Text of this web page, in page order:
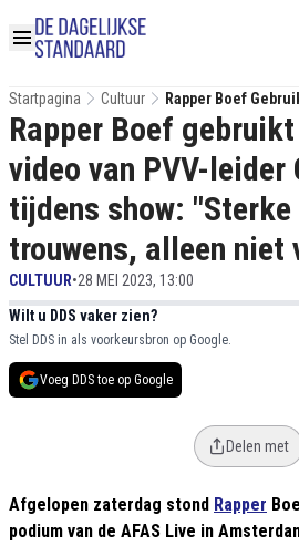
Startpagina Cultuur
Rapper Boef
Leider Geert
Tekst Trouwens,
Rapper Boef
video van PVV-leider
tijdens show:
trouwens, alleen niet
CULTUUR•28 MEI 2023, 13:00
Wilt u DDS vaker zien?
Stel DDS in als voorkeursbron op Google.
Voeg DDS toe op Google
Delen met
Afgelopen zaterdag stond Rapper
podium van de AFAS Live in